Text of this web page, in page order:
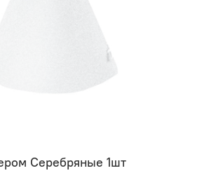
Серебряные 1шт